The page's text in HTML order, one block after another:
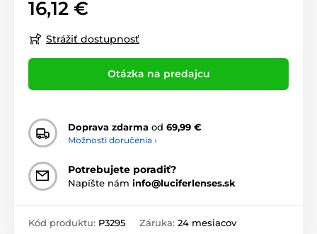
16,12 €
Strážiť dostupnosť
Otázka na predajcu
Doprava zdarma od 69,99 €
Možnosti doručenia ›
Potrebujete poradiť?
Napíšte nám info@luciferlenses.sk
Kód produktu: P3295 Záruka: 24 mesiacov